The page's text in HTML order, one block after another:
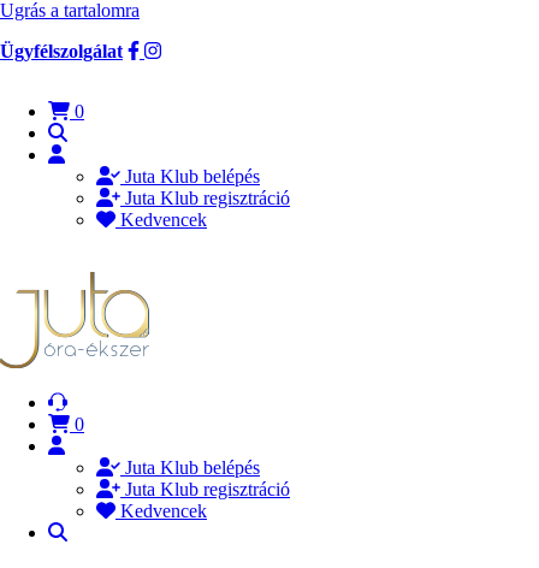
Ugrás a tartalomra
Ügyfélszolgálat
0
Juta Klub belépés
Juta Klub regisztráció
Kedvencek
0
Juta Klub belépés
Juta Klub regisztráció
Kedvencek